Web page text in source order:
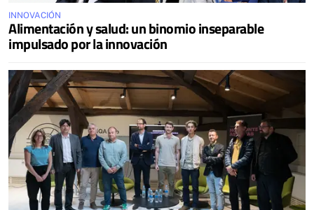
INNOVACIÓN
Alimentación y salud: un binomio inseparable
impulsado por la innovación